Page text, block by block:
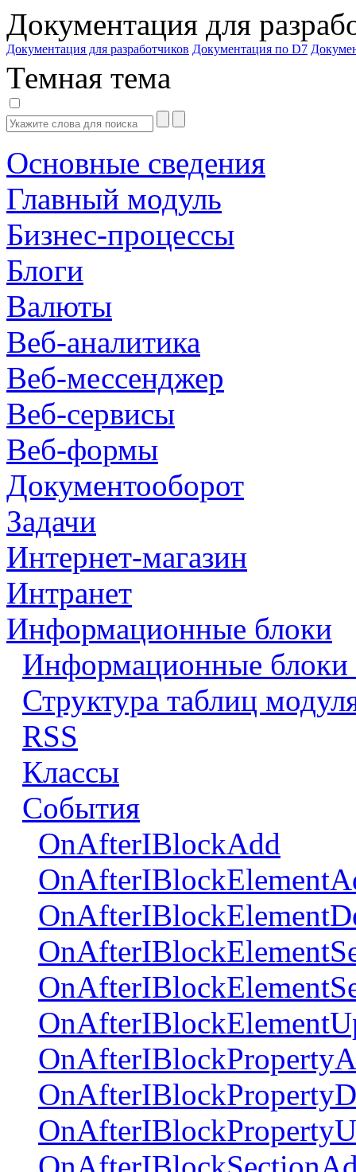
Документация для
Документация для разработчиков Документация по D7
Темная тема
Основные сведения
Главный модуль
Бизнес-процессы
Блоги
Валюты
Веб-аналитика
Веб-мессенджер
Веб-сервисы
Веб-формы
Документооборот
Задачи
Интернет-магазин
Интранет
Информационные блоки
Информационные блоки
Структура таблиц
RSS
Классы
События
OnAfterIBlockAdd